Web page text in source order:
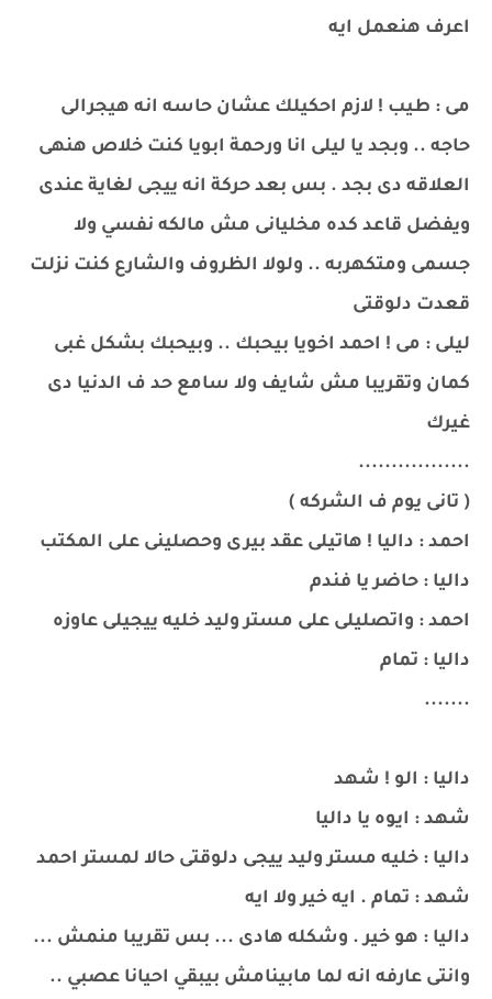
اعرف هنعمل ايه
مى : طيب ! لازم احكيلك عشان حاسه انه هيجرالى
حاجه .. وبجد يا ليلى انا ورحمة ابويا كنت خلاص هنهى
العلاقه دى بجد . بس بعد حركة انه ييجى لغاية عندى
ويفضل قاعد كده مخليانى مش مالكه نفسي ولا
جسمى ومتكهربه .. ولولا الظروف والشارع كنت نزلت
قعدت دلوقتى
ليلى : مى ! احمد اخويا بيحبك .. وبيحبك بشكل غبى
كمان وتقريبا مش شايف ولا سامع حد ف الدنيا دى
غيرك
.................
( تانى يوم ف الشركه )
احمد : داليا ! هاتيلى عقد بيرى وحصلينى على المكتب
داليا : حاضر يا فندم
احمد : واتصليلى على مستر وليد خليه ييجيلى عاوزه
داليا : تمام
.......
داليا : الو ! شهد
شهد : ايوه يا داليا
داليا : خليه مستر وليد ييجى دلوقتى حالا لمستر احمد
شهد : تمام . ايه خير ولا ايه
داليا : هو خير . وشكله هادى ... بس تقريبا منمش ...
وانتى عارفه انه لما مابينامش بيبقي احيانا عصبي ..